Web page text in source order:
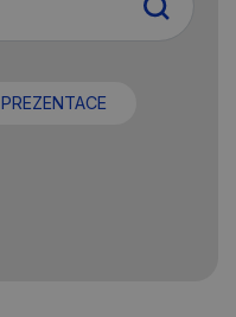
PREZENTACE